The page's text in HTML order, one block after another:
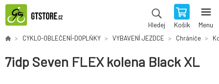
Hledej Košík Menu
CYKLO-OBLEČENÍ-DOPLŇKY VYBAVENÍ JEZDCE Chrániče
7idp Seven FLEX kolena Black XL